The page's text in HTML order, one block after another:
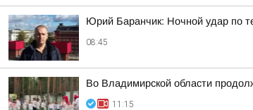
Юрий Баранчик: Ночной удар по
08:45
Во Владимирской области
11:15